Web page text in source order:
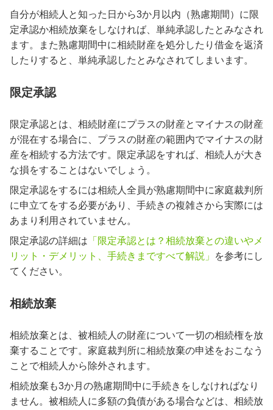
自分が相続人と知った日から3か月以内（熟慮期間）に限
定承認か相続放棄をしなければ、単純承認したとみなされ
ます。また熟慮期間中に相続財産を処分したり借金を返済
したりすると、単純承認したとみなされてしまいます。
限定承認
限定承認とは、相続財産にプラスの財産とマイナスの財産
が混在する場合に、プラスの財産の範囲内でマイナスの財
産を相続する方法です。限定承認をすれば、相続人が大き
な損をすることはないでしょう。
限定承認をするには相続人全員が熟慮期間中に家庭裁判所
に申立てをする必要があり、手続きの複雑さから実際には
あまり利用されていません。
限定承認の詳細は 「限定承認とは？相続放棄との違いやメ
リット・デメリット、手続きまですべて解説」
を参考にし
てください。
相続放棄
相続放棄とは、被相続人の財産について一切の相続権を放
棄することです。家庭裁判所に相続放棄の申述をおこなう
ことで相続人から除外されます。
相続放棄も3か月の熟慮期間中に手続きをしなければなり
ません。被相続人に多額の負債がある場合などは、相続放